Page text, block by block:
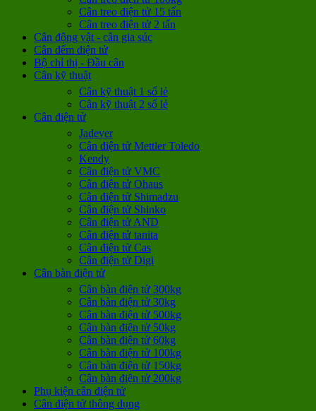
Cân treo điện tử 15 tấn
Cân treo điện tử 2 tấn
Cân động vật - cân gia súc
Cân đếm điện tử
Bộ chỉ thị - Đầu cân
Cân kỹ thuật
Cân kỹ thuật 1 số lẻ
Cân kỹ thuật 2 số lẻ
Cân điện tử
Jadever
Cân điện tử Mettler Toledo
Kendy
Cân điện tử VMC
Cân điện tử Ohaus
Cân điện tử Shimadzu
Cân điện tử Shinko
Cân điện tử AND
Cân điện tử tanita
Cân điện tử Cas
Cân điện tử Digi
Cân bàn điện tử
Cân bàn điện tử 300kg
Cân bàn điện tử 30kg
Cân bàn điện tử 500kg
Cân bàn điện tử 50kg
Cân bàn điện tử 60kg
Cân bàn điện tử 100kg
Cân bàn điện tử 150kg
Cân bàn điện tử 200kg
Phụ kiện cân điện tử
Cân điện tử thông dụng